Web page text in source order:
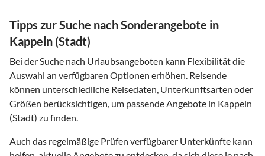
Tipps zur Suche nach Sonderangebote in
Kappeln (Stadt)
Bei der Suche nach Urlaubsangeboten kann Flexibilität die
Auswahl an verfügbaren Optionen erhöhen. Reisende
können unterschiedliche Reisedaten, Unterkunftsarten oder
Größen berücksichtigen, um passende Angebote in Kappeln
(Stadt) zu finden.
Auch das regelmäßige Prüfen verfügbarer Unterkünfte kann